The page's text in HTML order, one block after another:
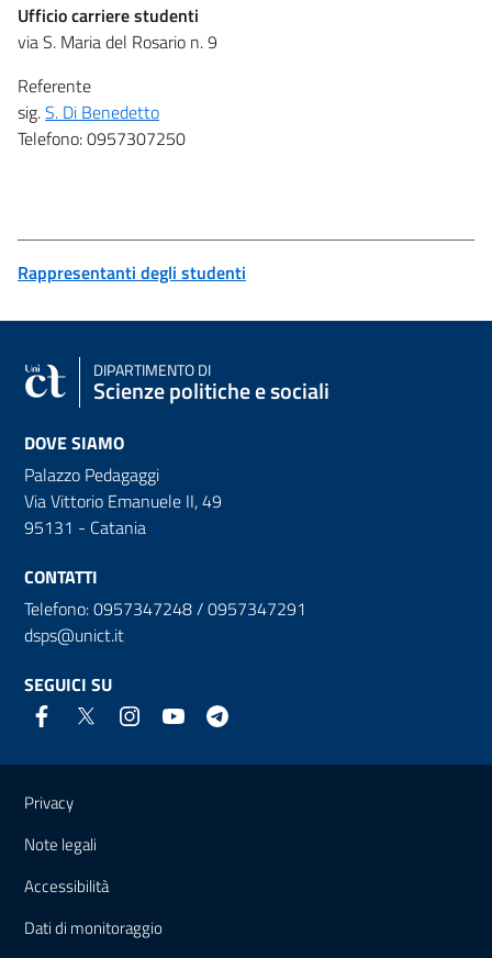
Ufficio carriere studenti
via S. Maria del Rosario n. 9
Referente
sig.S. Di Benedetto
Telefono: 0957307250
Rappresentanti degli studenti
DIPARTIMENTO DI
Scienze politiche e sociali
DOVE SIAMO
Palazzo Pedagaggi
Via Vittorio Emanuele II, 49
95131 - Catania
CONTATTI
Telefono: 0957347248 / 0957347291
dsps@unict.it
SEGUICI SU
Link e informazioni utili
Privacy
Note legali
Accessibilità
Dati di monitoraggio